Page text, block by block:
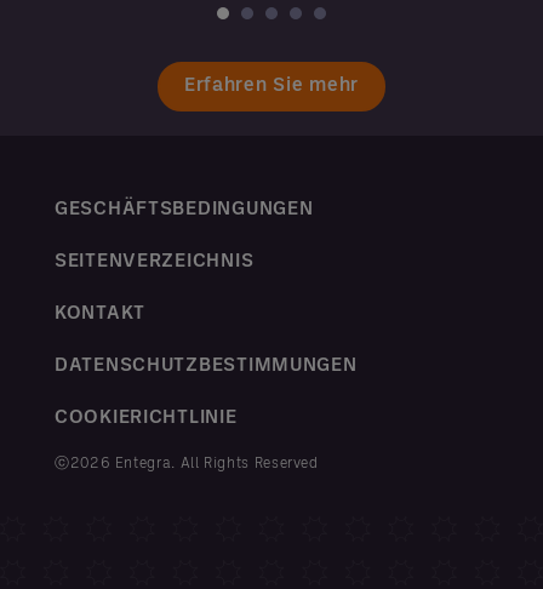
Erfahren Sie mehr
GESCHÄFTSBEDINGUNGEN
SEITENVERZEICHNIS
KONTAKT
DATENSCHUTZBESTIMMUNGEN
COOKIERICHTLINIE
ⓒ2026 Entegra. All Rights Reserved